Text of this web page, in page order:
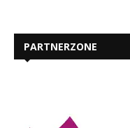
PARTNERZONE